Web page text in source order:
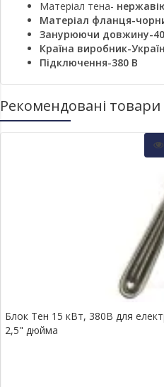
Матеріал тена-
Матеріал фланця-
Занурюючи довжину-
Країна виробник-
Підключення-380 В
Рекомендовані товари
Блок Тен 15 кВт, 380В для
2,5" дюйма